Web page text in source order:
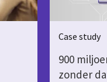
Case study
900
zonder